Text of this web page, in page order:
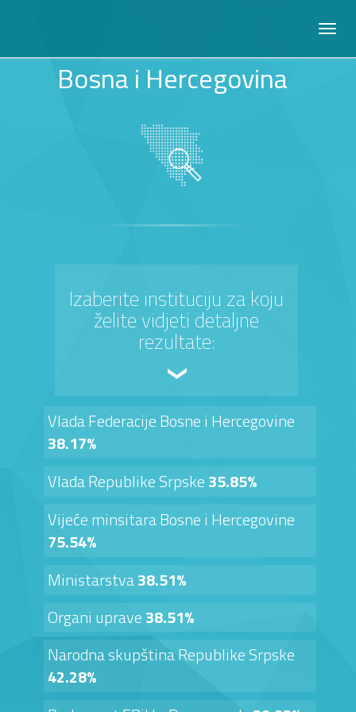
Bosna i Hercegovina
Izaberite instituciju za koju
želite vidjeti detaljne
rezultate:
Vlada Federacije Bosne i Hercegovine
38.17%
Vlada Republike Srpske35.85%
Vijeće minsitara Bosne i Hercegovine
75.54%
Ministarstva38.51%
Organi uprave38.51%
Narodna skupština Republike Srpske
42.28%